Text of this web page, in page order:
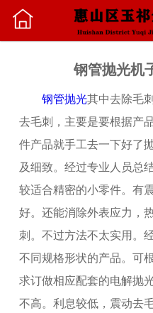
钢管抛光机
钢管抛光其中去除毛
去毛刺，主要是要根据产
件产品就手工去一下好了
及细致。经过专业人员总
较适合精密的小零件。有
好。还能消除外表应力，
刺。不过方法不太实用。
不同规格形状的产品。可
求订做相应配套的电解抛
不高。利息较低，震动去